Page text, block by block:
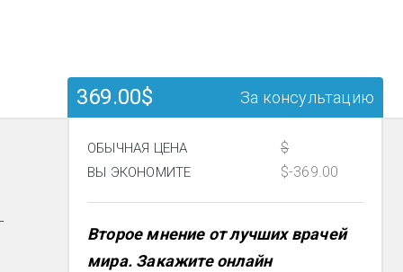
369.00$ За консультацию
ОБЫЧНАЯ ЦЕНА $
ВЫ ЭКОНОМИТЕ $-369.00
Второе мнение от лучших врачей
мира. Закажите онлайн